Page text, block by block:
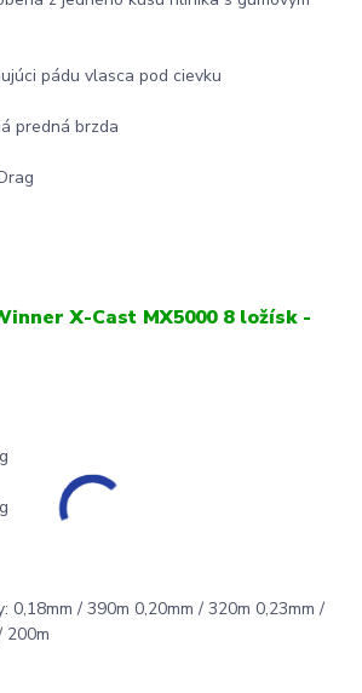
pádu vlasca pod cievku
predná brzda
X-Cast MX5000 8 ložísk -
0,18mm / 390m 0,20mm / 320m 0,23mm /
200m